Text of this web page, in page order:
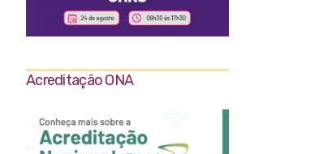
Acreditação ONA